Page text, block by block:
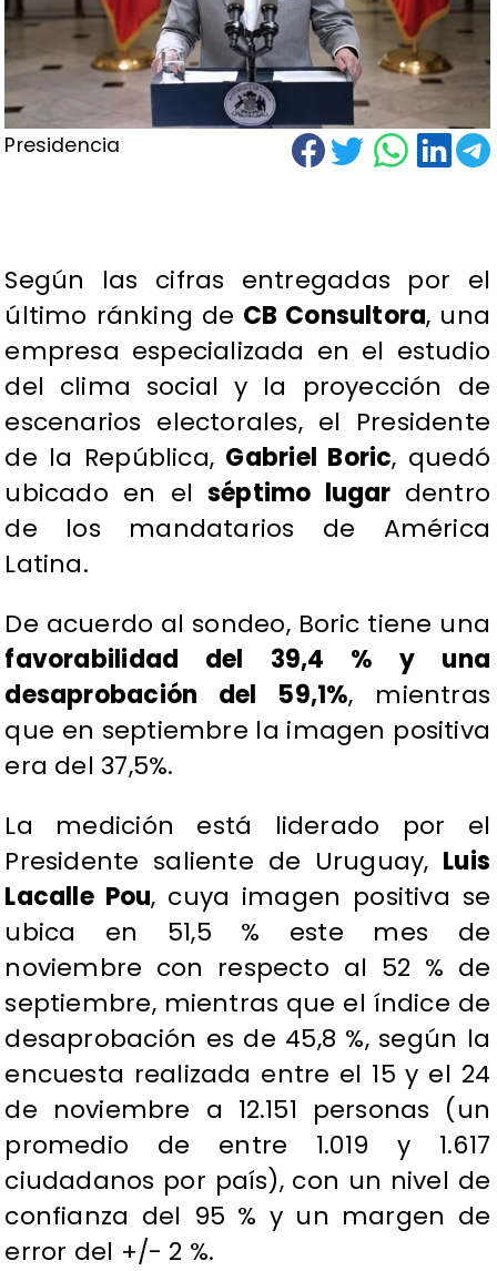
Presidencia
Según las cifras entregadas por el
último ránking de CB Consultora, una
empresa especializada en el estudio
del clima social y la proyección de
escenarios electorales, el Presidente
de la República, Gabriel Boric, quedó
ubicado en elséptimo lugar dentro
de los mandatarios de América
Latina.
De acuerdo al sondeo, Boric tiene una
favorabilidad del 39,4 % y una
desaprobación del 59,1%, mientras
que en septiembre la imagen positiva
era del 37,5%.
La medición está liderado por el
Presidente saliente de Uruguay, Luis
Lacalle Pou, cuya imagen positiva se
ubica en 51,5 % este mes de
noviembre con respecto al 52 % de
septiembre, mientras que el índice de
desaprobación es de 45,8 %, según la
encuesta realizada entre el 15 y el 24
de noviembre a 12.151 personas (un
promedio de entre 1.019 y 1.617
ciudadanos por país), con un nivel de
confianza del 95 % y un margen de
error del +/- 2 %.